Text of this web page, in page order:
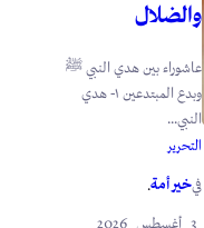
والضلال
عاشوراء بين هدي النبي ﷺ
وبدع المبتدعين ١- هدي
النبي...
التحرير
فيخير أمة.